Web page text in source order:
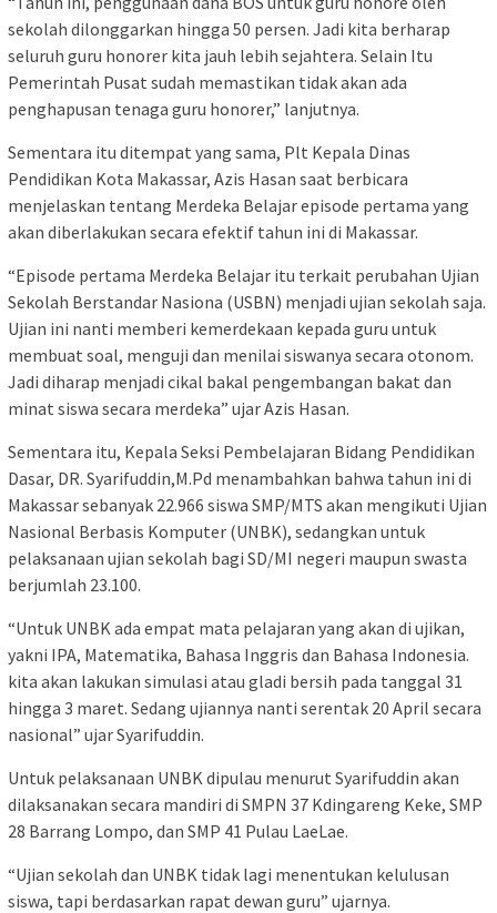
sekolah dilonggarkan hingga 50 persen. Jadi kita berharap
seluruh guru honorer kita jauh lebih sejahtera. Selain Itu
Pemerintah Pusat sudah memastikan tidak akan ada
penghapusan tenaga guru honorer,” lanjutnya.
Sementara itu ditempat yang sama, Plt Kepala Dinas
Pendidikan Kota Makassar, Azis Hasan saat berbicara
menjelaskan tentang Merdeka Belajar episode pertama yang
akan diberlakukan secara efektif tahun ini di Makassar.
“Episode pertama Merdeka Belajar itu terkait perubahan Ujian
Sekolah Berstandar Nasiona (USBN) menjadi ujian sekolah saja.
Ujian ini nanti memberi kemerdekaan kepada guru untuk
membuat soal, menguji dan menilai siswanya secara otonom.
Jadi diharap menjadi cikal bakal pengembangan bakat dan
minat siswa secara merdeka” ujar Azis Hasan.
Sementara itu, Kepala Seksi Pembelajaran Bidang Pendidikan
Dasar, DR. Syarifuddin,M.Pd menambahkan bahwa tahun ini di
Makassar sebanyak 22.966 siswa SMP/MTS akan mengikuti Ujian
Nasional Berbasis Komputer (UNBK), sedangkan untuk
pelaksanaan ujian sekolah bagi SD/MI negeri maupun swasta
berjumlah 23.100.
“Untuk UNBK ada empat mata pelajaran yang akan di ujikan,
yakni IPA, Matematika, Bahasa Inggris dan Bahasa Indonesia.
kita akan lakukan simulasi atau gladi bersih pada tanggal 31
hingga 3 maret. Sedang ujiannya nanti serentak 20 April secara
nasional” ujar Syarifuddin.
Untuk pelaksanaan UNBK dipulau menurut Syarifuddin akan
dilaksanakan secara mandiri di SMPN 37 Kdingareng Keke, SMP
28 Barrang Lompo, dan SMP 41 Pulau LaeLae.
“Ujian sekolah dan UNBK tidak lagi menentukan kelulusan
siswa, tapi berdasarkan rapat dewan guru” ujarnya.